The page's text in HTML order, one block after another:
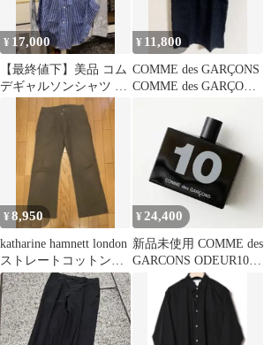
¥ 17,000
【最終値下】美品 コム
デギャルソンシャツ 長
袖シャツ ストライプ
¥ 11,800
COMME des GARÇONS
COMME des GARÇONS
¥8,950
katharine hamnett london
ストレートコットンパ
ンツ
¥24,400
新品未使用 COMME des
GARCONS ODEUR10
定価30800円